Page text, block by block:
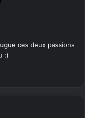
ces deux passions
:)